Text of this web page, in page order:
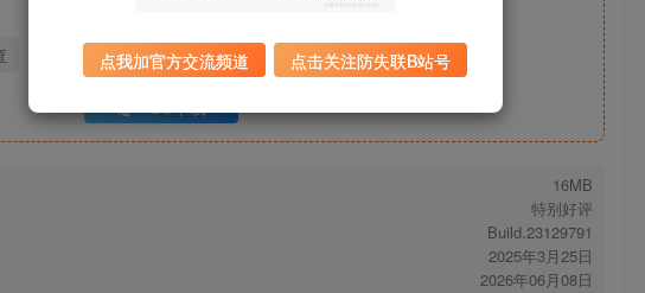
迅雷下载 全站统一解压密码：sygu.cc
UC下载
16MB
特别好评
Build.23129791
2025年3月25日
2026年06月08日
点我加官方交流频道 点击关注防失联B站号